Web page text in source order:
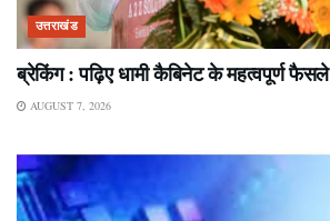
उत्तराखंड
ब्रेकिंग : पढ़िए धामी कैबिनेट के महत्वपूर्ण फैसले
AUGUST 7, 2026